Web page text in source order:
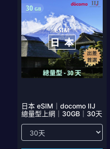
日本 eSIM｜docomo IIJ
總量型上網｜30GB｜30天